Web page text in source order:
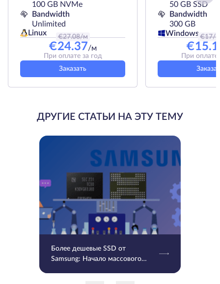
100 GB NVMe
Bandwidth
Unlimited
Linux
€27.08/м
€24.37/м
При оплате за год
Заказать
50 GB SSD
Bandwidth
300 GB
Windows €17/м
€
При оплате
ДРУГИЕ СТАТЬИ НА ЭТУ ТЕМУ
Более дешевые SSD от
Samsung: Начало массового